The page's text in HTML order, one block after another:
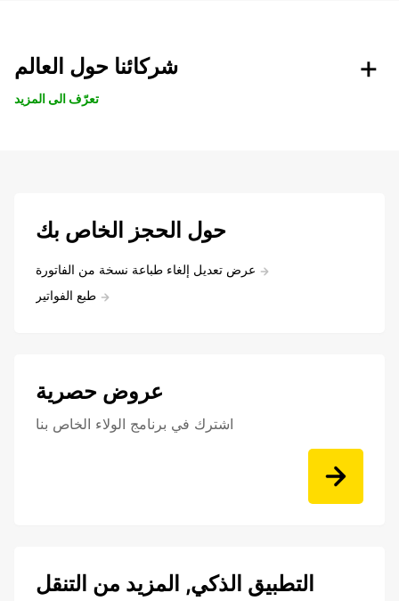
شركائنا حول العالم
تعرّف الى المزيد
حول الحجز الخاص بك
عرض تعديل إلغاء طباعة نسخة من الفاتورة
طبع الفواتير
عروض حصرية
اشترك في برنامج الولاء الخاص بنا
التطبيق الذكي, المزيد من التنقل